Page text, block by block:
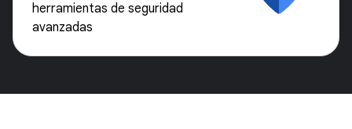
herramientas de seguridad
avanzadas